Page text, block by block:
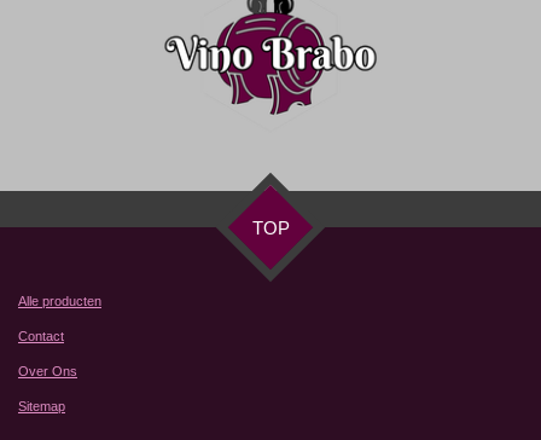
TOP
Alle producten
Contact
Over Ons
Sitemap